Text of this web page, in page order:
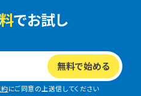
でお試し
にご同意の上送信してください